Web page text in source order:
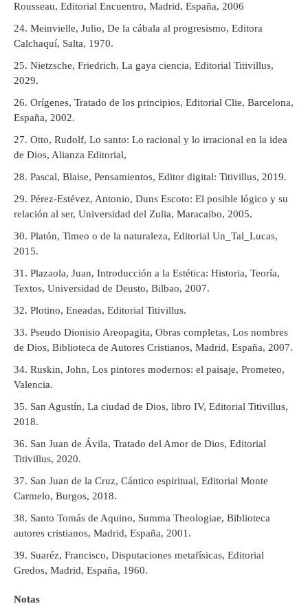
Rousseau, Editorial Encuentro, Madrid, España, 2006
Meinvielle, Julio, De la cábala al progresismo, Editora
Calchaquí, Salta, 1970.
Nietzsche, Friedrich, La gaya ciencia, Editorial Titivillus,
2029.
Orígenes, Tratado de los principios, Editorial Clie, Barcelona,
España, 2002.
Otto, Rudolf, Lo santo: Lo racional y lo irracional en la idea
de Dios, Alianza Editorial,
Pascal, Blaise, Pensamientos, Editor digital: Titivillus, 2019.
Pérez-Estévez, Antonio, Duns Escoto: El posible lógico y su
relación al ser, Universidad del Zulia, Maracaibo, 2005.
Platón, Timeo o de la naturaleza, Editorial Un_Tal_Lucas,
2015.
Plazaola, Juan, Introducción a la Estética: Historia, Teoría,
Textos, Universidad de Deusto, Bilbao, 2007.
Plotino, Eneadas, Editorial Titivillus.
Pseudo Dionisio Areopagita, Obras completas, Los nombres
de Dios, Biblioteca de Autores Cristianos, Madrid, España, 2007.
Ruskin, John, Los pintores modernos: el paisaje, Prometeo,
Valencia.
San Agustín, La ciudad de Dios, libro IV, Editorial Titivillus,
2018.
San Juan de Ávila, Tratado del Amor de Dios, Editorial
Titivillus, 2020.
San Juan de la Cruz, Cántico espiritual, Editorial Monte
Carmelo, Burgos, 2018.
Santo Tomás de Aquino, Summa Theologiae, Biblioteca
autores cristianos, Madrid, España, 2001.
Suaréz, Francisco, Disputaciones metafísicas, Editorial
Gredos, Madrid, España, 1960.
Notas